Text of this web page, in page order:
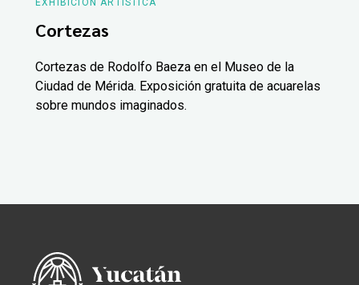
EXHIBICIÓN ARTÍSTICA
Cortezas
Cortezas de Rodolfo Baeza en el Museo de la
Ciudad de Mérida. Exposición gratuita de acuarelas
sobre mundos imaginados.